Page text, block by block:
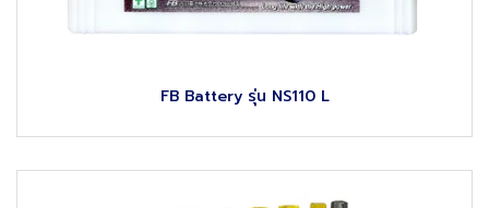
FB Battery รุ่น NS110 L